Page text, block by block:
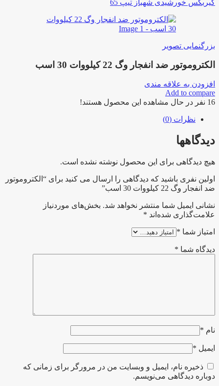
گیربکس خورشیدی شهباز تیپ 65
بزرگنمایی تصویر
الکتروموتور ضد انفجار وگ 22 کیلووات 30 اسب
افزودن به علاقه مندی
Add to compare
16 نفر در حال مشاهده این محصول هستند!
نظرات (0)
دیدگاهها
هیچ دیدگاهی برای این محصول نوشته نشده است.
اولین نفری باشید که دیدگاهی را ارسال می کنید برای “الکتروموتور
ضد انفجار وگ 22 کیلووات 30 اسب”
نشانی ایمیل شما منتشر نخواهد شد. بخش‌های موردنیاز
علامت‌گذاری شده‌اند *
امتیاز شما *
دیدگاه شما *
نام *
ایمیل *
ذخیره نام، ایمیل و وبسایت من در مرورگر برای زمانی که
دوباره دیدگاهی می‌نویسم.